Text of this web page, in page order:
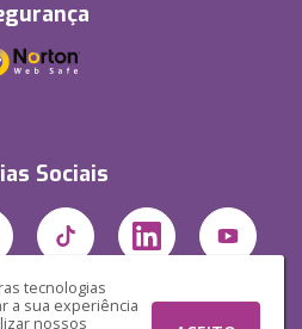
tecnologias
a sua experiência
nossos
Sociais